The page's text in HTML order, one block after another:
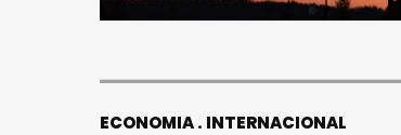
ECONOMIA INTERNACIONAL